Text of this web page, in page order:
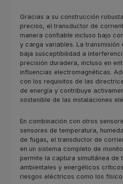
Gracias a su construcción
preciso, el transductor de
manera confiable incluso bajo
y carga variables. La transmisión
baja susceptibilidad a
precisión duradera, incluso en
influencias electromagnéticas.
con los requisitos de las
de energía y contribuye
sostenible de las instalaciones
En combinación con otros
sensores de temperatura,
de fugas, el transductor de
en un sistema completo de
permite la captura simultánea de
ambientales y energéticos
riesgos eléctricos como los